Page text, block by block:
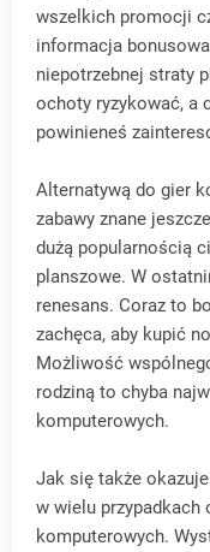
wszelkich promocji
informacja
niepotrzebnej straty
ochoty ryzykować, a
powinieneś
Alternatywą do gier
zabawy znane
dużą popularnością
planszowe. W
renesans. Coraz to
zachęca, aby kupić
Możliwość
rodziną to chyba
komputerowych.
Jak się także
w wielu przypadkach
komputerowych.